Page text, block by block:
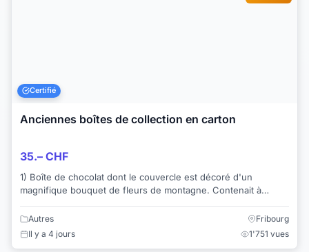
Certifié
Anciennes boîtes de collection en carton
35.– CHF
1) Boîte de chocolat dont le couvercle est décoré d'un
magnifique bouquet de fleurs de montagne. Contenait à
Autres
Fribourg
Il y a 4 jours
1'751 vues